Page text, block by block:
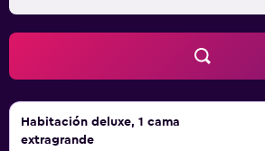
Habitación deluxe, 1 cama
extragrande